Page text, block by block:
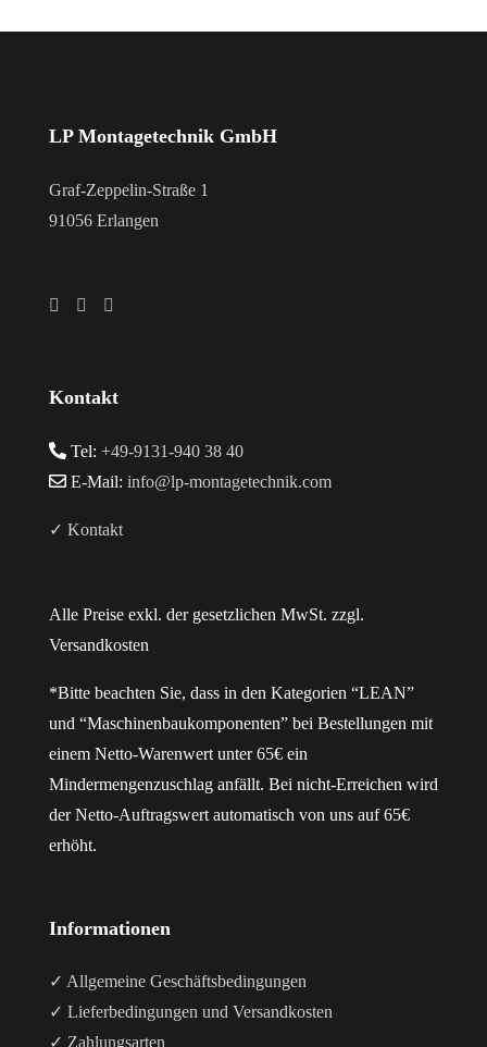
LP Montagetechnik GmbH
Graf-Zeppelin-Straße 1
91056 Erlangen
Kontakt
Tel: +49-9131-940 38 40
E-Mail: info@lp-montagetechnik.com
✓ Kontakt
Alle Preise exkl. der gesetzlichen MwSt. zzgl.
Versandkosten
*Bitte beachten Sie, dass in den Kategorien “LEAN”
und “Maschinenbaukomponenten” bei Bestellungen mit
einem Netto-Warenwert unter 65€ ein
Mindermengenzuschlag anfällt. Bei nicht-Erreichen wird
der Netto-Auftragswert automatisch von uns auf 65€
erhöht.
Informationen
✓ Allgemeine Geschäftsbedingungen
✓ Lieferbedingungen und Versandkosten
✓ Zahlungsarten